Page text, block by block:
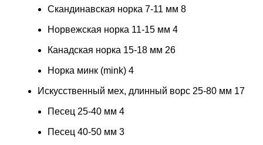
Скандинавская норка 7-11 мм 8
Норвежская норка 11-15 мм 4
Канадская норка 15-18 мм 26
Норка минк (mink) 4
Искусственный мех, длинный ворс 25-80 мм 17
Песец 25-40 мм 4
Песец 40-50 мм 3